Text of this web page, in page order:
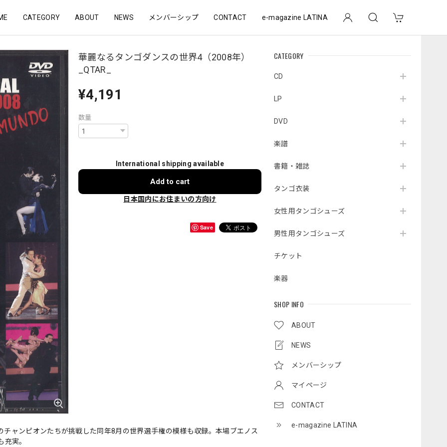
CATEGORY ABOUT NEWS メンバーシップ CONTACT e-magazine LATINA
CATEGORY
CD
LP
DVD
楽譜
書籍・雑誌
タンゴ衣装
女性用タンゴシューズ
男性用タンゴシューズ
チケット
楽器
SHOP INFO
ABOUT
NEWS
メンバーシップ
マイページ
CONTACT
e-magazine LATINA
華麗なるタンゴダンスの世界4（2008年）
_QTAR_
¥4,191
数量
International shipping available
Add to cart
日本国内にお住まいの方向け
Save
ンピオンたちが挑戦した同年8月の世界選手権の模様も収録。本場ブエノス
実。